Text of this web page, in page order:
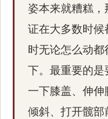
姿本来就糟糕
证在大多数时
时无论怎么动
下。最重要的是
一下膝盖、伸
倾斜、打开髋部